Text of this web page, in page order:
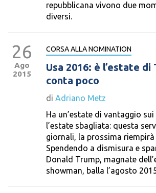
repubblicana vivono due
diversi.
26
Ago
2015
CORSA ALLA NOMINATION
Usa 2016: è l’estate di
conta poco
di Adriano Metz
Ha un’estate di vantaggio
l’estate sbagliata: questa
giornali, la prossima
Spendendo a dismisura e
Donald Trump, magnate
showman, balla l’agosto